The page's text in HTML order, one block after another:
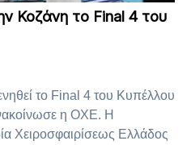
Κοζάνη το Final 4 του
το Final 4 του Κυπέλλου
η ΟΧΕ. Η
Χειροσφαιρίσεως Ελλάδος